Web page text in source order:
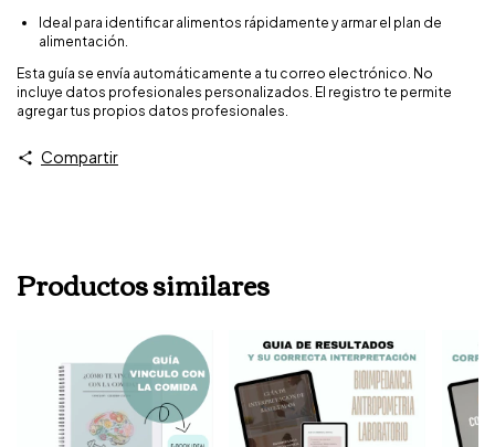
Ideal para identificar alimentos rápidamente y armar el plan de
alimentación.
Esta guía se envía automáticamente a tu correo electrónico. No
incluye datos profesionales personalizados. El registro te permite
agregar tus propios datos profesionales.
Compartir
Productos similares